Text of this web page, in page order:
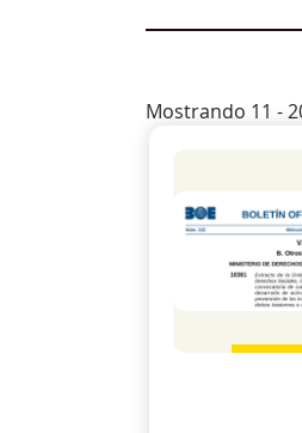
Mostrando 11 -